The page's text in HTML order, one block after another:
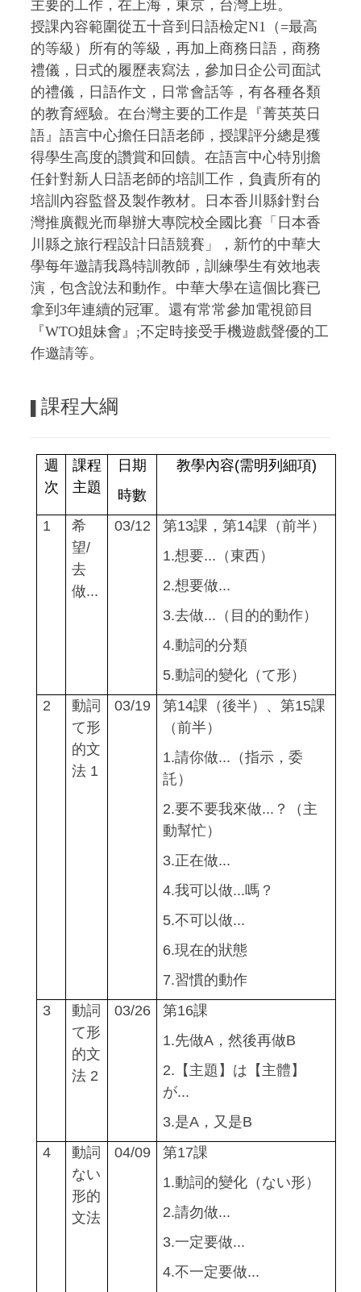
主要的工作，在上海，東京，台灣上班。
授課內容範圍從五十音到日語檢定N1（=最高
的等級）所有的等級，再加上商務日語，商務
禮儀，日式的履歷表寫法，參加日企公司面試
的禮儀，日語作文，日常會話等，有各種各類
的教育經驗。在台灣主要的工作是『菁英英日
語』語言中心擔任日語老師，授課評分總是獲
得學生高度的讚賞和回饋。在語言中心特別擔
任針對新人日語老師的培訓工作，負責所有的
培訓內容監督及製作教材。日本香川縣針對台
灣推廣觀光而舉辦大專院校全國比賽「日本香
川縣之旅行程設計日語競賽」，新竹的中華大
學每年邀請我爲特訓教師，訓練學生有效地表
演，包含說法和動作。中華大學在這個比賽已
拿到3年連續的冠軍。還有常常參加電視節目
『WTO姐妹會』;不定時接受手機遊戲聲優的工
作邀請等。
課程大綱
週
次
課程
主題
日期
時數
教學內容(需明列細項)
1
希
望/
去
做...
03/12 第13課，第14課（前半）
1.想要...（東西）
2.想要做...
3.去做...（目的的動作）
4.動詞的分類
5.動詞的變化（て形）
2
動詞
て形
的文
法 1
03/19 第14課（後半）、第15課
（前半）
1.請你做...（指示，委
託）
2.要不要我來做...？（主
動幫忙）
3.正在做...
4.我可以做...嗎？
5.不可以做...
6.現在的狀態
7.習慣的動作
3
動詞
て形
的文
法 2
03/26
第16課
1.先做A，然後再做B
2. 【主題】は【主體】
が...
3.是A，又是B
4
動詞
ない
形的
文法
04/09 第17課
1.動詞的變化（ない形）
2.請勿做...
3.一定要做...
4.不一定要做...